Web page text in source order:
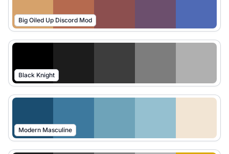
Big Oiled Up Discord Mod
Black Knight
Modern Masculine